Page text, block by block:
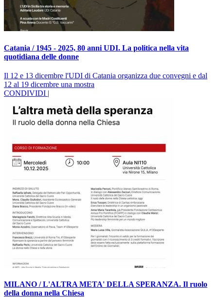
Catania / 1945 - 2025, 80 anni UDI. La politica nella vita
quotidiana delle donne
Il 12 e 13 dicembre l'UDI di Catania organizza due convegni e dal
12 al 19 dicembre una mostra
CONDIVIDI |
MILANO / L'ALTRA META' DELLA SPERANZA. Il ruolo
della donna nella Chiesa